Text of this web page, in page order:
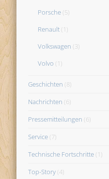
Porsche (5)
Renault (1)
Volkswagen (3)
Volvo (1)
Geschichten (8)
Nachrichten (6)
Pressemitteilungen (6)
Service (7)
Technische Fortschritte (1)
Top-Story (4)